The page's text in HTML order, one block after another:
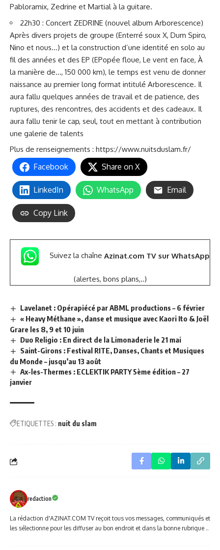
Pabloramix, Zedrine et Martial à la guitare.
22h30 : Concert ZEDRINE (nouvel album Arborescence)
Après divers projets de groupe (Enterré soux X, Dum Spiro,
Nino et nous…) et la construction d’une identité en solo au
fil des années et des EP (EPopée floue, Le vent en face, À
la manière de…, 150 000 km), le temps est venu de donner
naissance au premier long format intitulé Arborescence. Il
aura fallu quelques années de travail et de patience, des
ruptures, des rencontres, des accidents et des cadeaux. Il
aura fallu tenir le cap, seul, tout en mettant à contribution
une galerie de talents
Plus de renseignements : https://www.nuitsduslam.fr/
Facebook Share on X
LinkedIn WhatsApp Email
Copy Link
Suivez la chaîne Azinat.com TV sur WhatsApp
(alertes, bons plans,..)
Lavelanet : Opérapiécé par ABML productions – 6 février
« Heavy Méthane », danse et musique avec Kaori Ito & Joël
Grare les 8, 9 et 10 juin
Duo Religio : En direct de la Limonaderie le 21 mai
Saint-Girons : Festival RITE, Danses, Chants et Musiques
du Monde – jusqu’au 13 août
Ax-les-Thermes : ECLEKTIK PARTY 5ème édition – 27
janvier
ETIQUETTES : nuit du slam
redaction
La rédaction d'AZINAT.COM TV reçoit tous vos messages, communiqués et
les sélectionne pour les diffuser au bon endroit et dans la bonne rubrique ..